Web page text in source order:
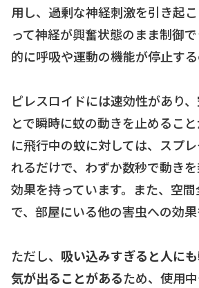
用し、過剰な神経刺激を引き起
って神経が興奮状態のまま制御
的に呼吸や運動の機能が停止する
ピレスロイドには速効性があり
とで瞬時に蚊の動きを止めるこ
に飛行中の蚊に対しては、スプ
れるだけで、わずか数秒で動き
効果を持っています。また、空
で、部屋にいる他の害虫への効果
ただし、 吸い込みすぎると人に
気が出ることがあるため、使用